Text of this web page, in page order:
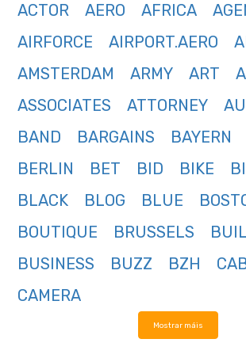
ACTOR
AERO AFRICA
AIRFORCE
AIRPORT.AERO
AMSTERDAM
ARMY ART
ASSOCIATES
ATTORNEY
BAND
BARGAINS BAYERN
BERLIN
BET BID BIKE
BLACK
BLOG BLUE
BOUTIQUE
BRUSSELS
BUSINESS
BUZZ BZH
CAMERA
Mostrar máis